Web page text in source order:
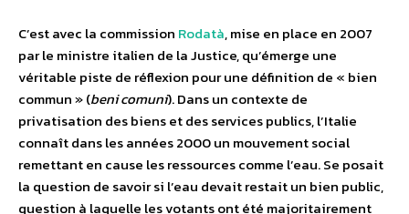
C’est avec la commission Rodatà, mise en place en 2007
par le ministre italien de la Justice, qu’émerge une
véritable piste de réflexion pour une définition de « bien
commun » (beni comuni). Dans un contexte de
privatisation des biens et des services publics, l’Italie
connaît dans les années 2000 un mouvement social
remettant en cause les ressources comme l’eau. Se posait
la question de savoir si l’eau devait restait un bien public,
question à laquelle les votants ont été majoritairement